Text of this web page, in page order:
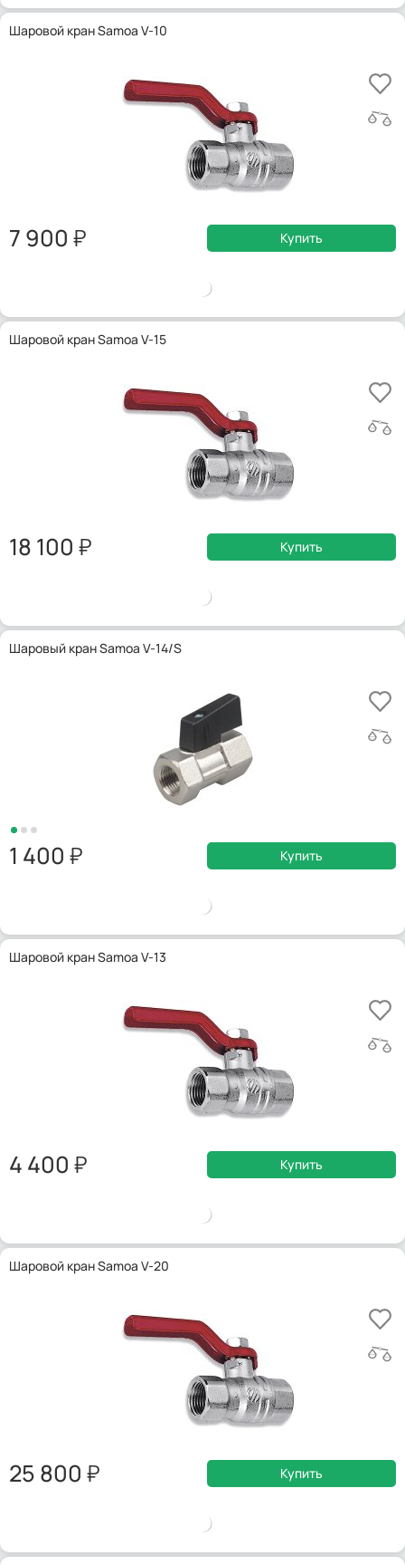
Шаровой кран Samoa V-10
7 900 Купить
Шаровой кран Samoa V-15
18 100 Купить
Шаровый кран Samoa V-14/S
1 400 Купить
Шаровой кран Samoa V-13
4 400 Купить
Шаровой кран Samoa V-20
25 800 Купить